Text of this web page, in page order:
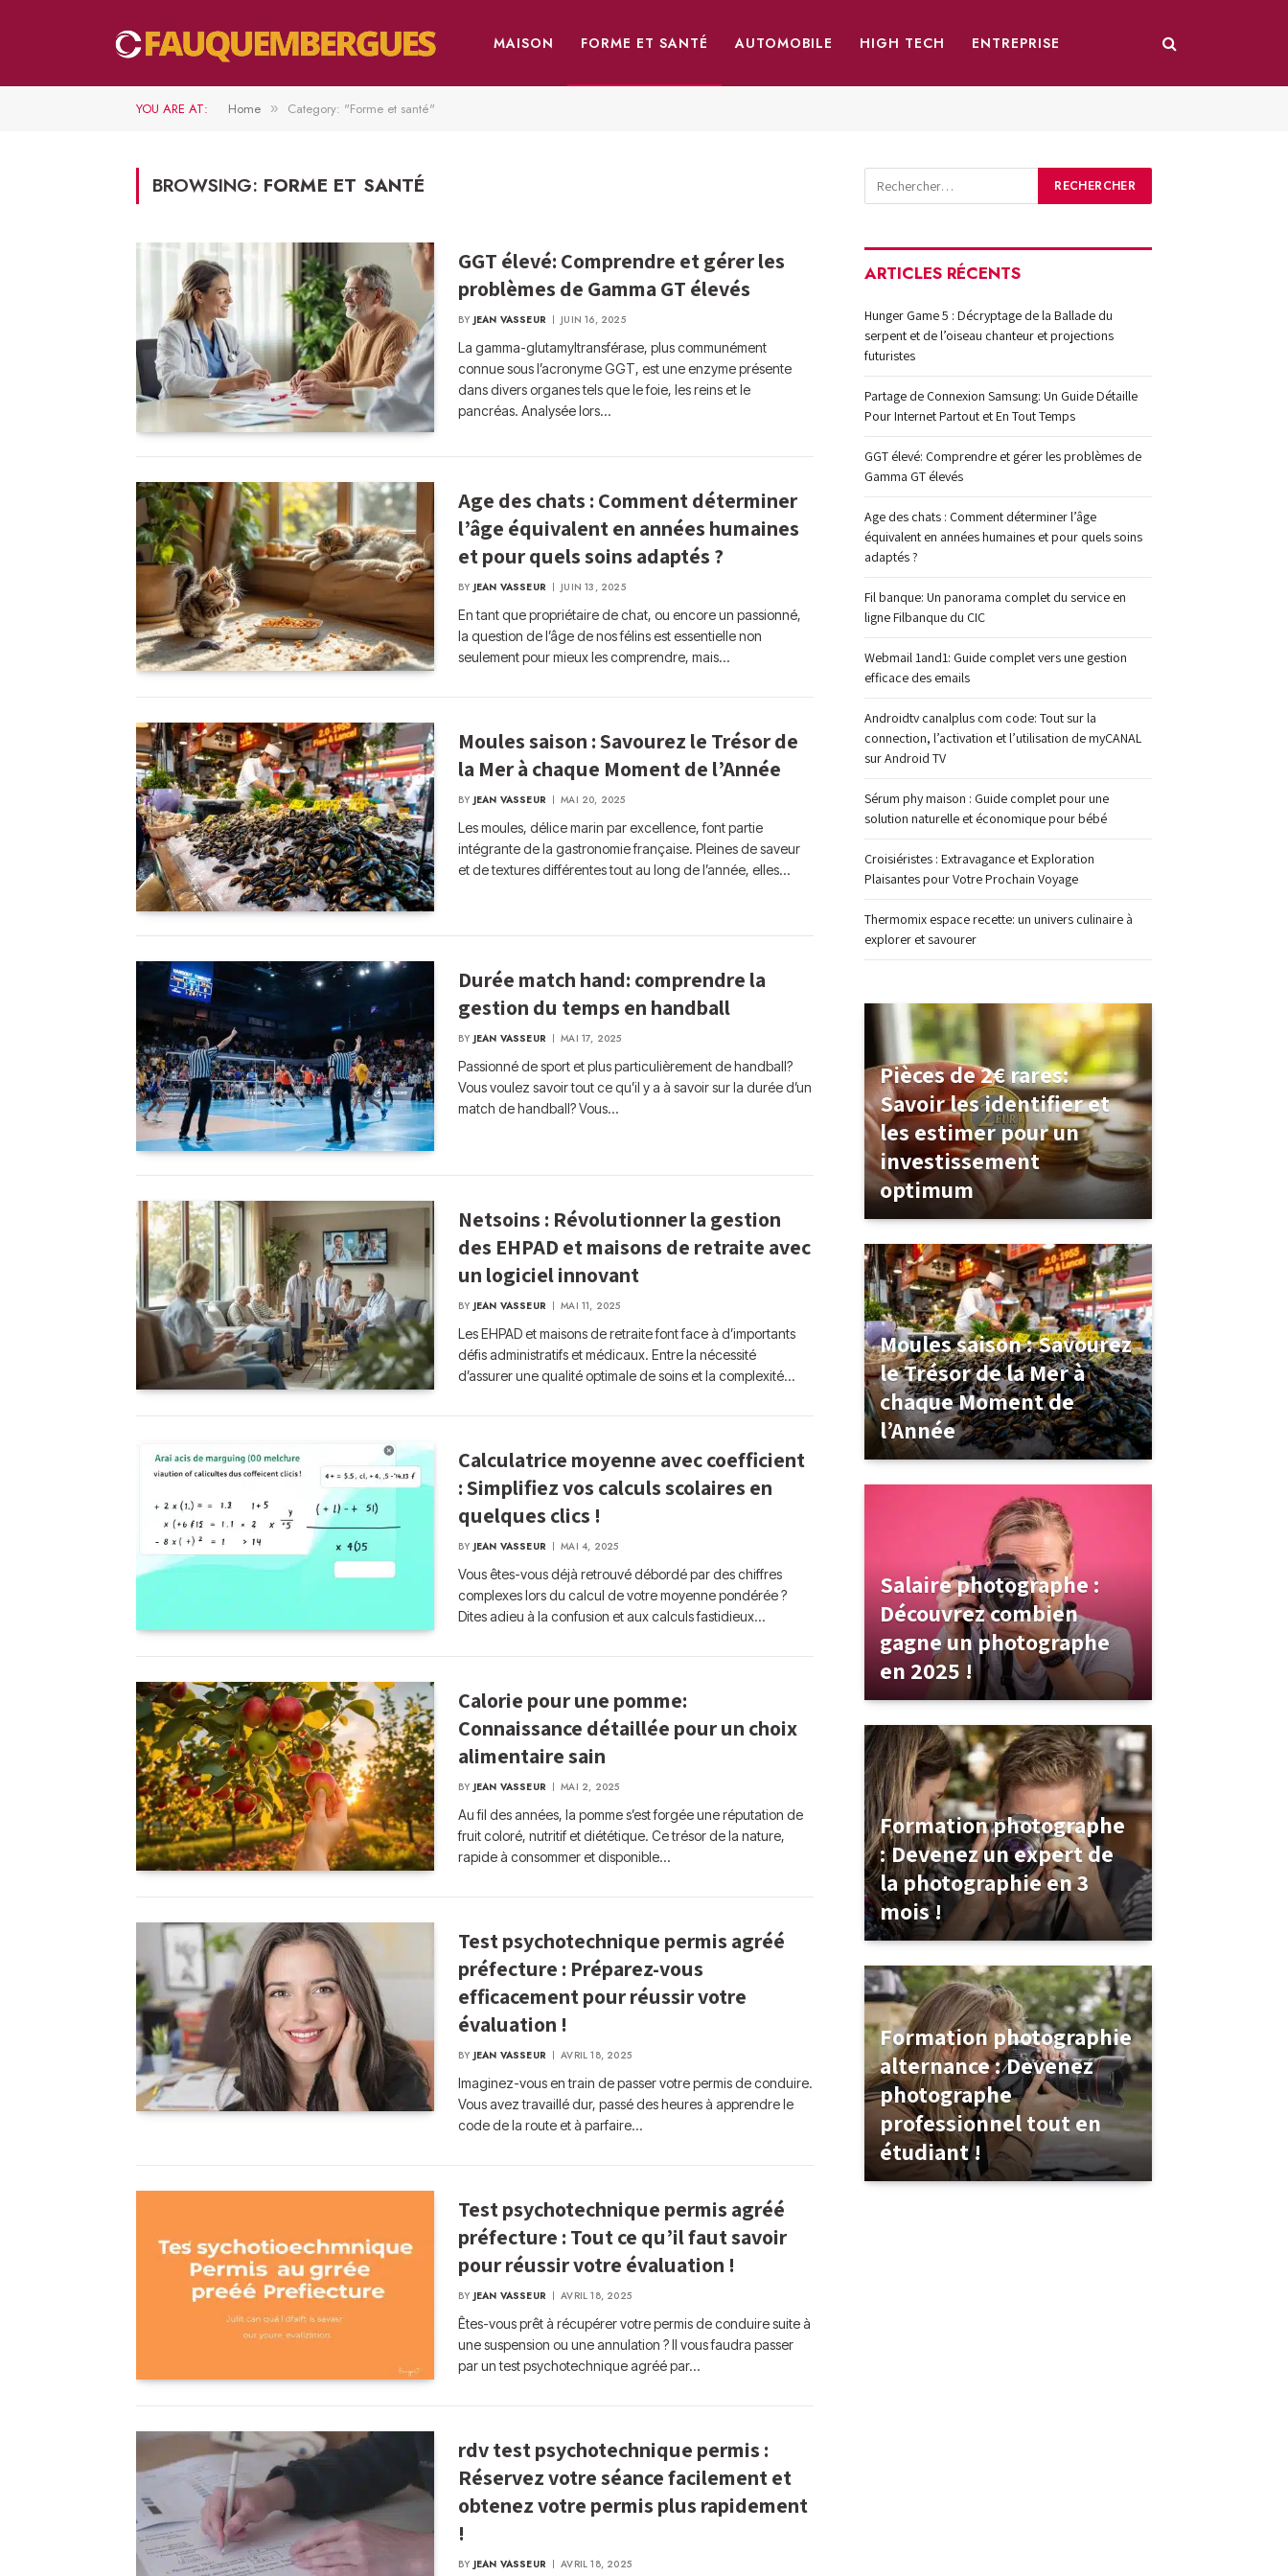
MAISON FORME ET SANTÉ AUTOMOBILE HIGH TECH ENTREPRISE
YOU ARE AT: Home » Category: "Forme et santé"
BROWSING: FORME ET SANTÉ
GGT élevé: Comprendre et gérer les
problèmes de Gamma GT élevés
BY JEAN VASSEUR JUIN 16, 2025
La gamma-glutamyltransférase, plus communément
connue sous l’acronyme GGT, est une enzyme présente
dans divers organes tels que le foie, les reins et le
pancréas. Analysée lors…
Age des chats : Comment déterminer
l’âge équivalent en années humaines
et pour quels soins adaptés ?
BY JEAN VASSEUR JUIN 13, 2025
En tant que propriétaire de chat, ou encore un passionné,
la question de l’âge de nos félins est essentielle non
seulement pour mieux les comprendre, mais…
Moules saison : Savourez le Trésor de
la Mer à chaque Moment de l’Année
BY JEAN VASSEUR MAI 20, 2025
Les moules, délice marin par excellence, font partie
intégrante de la gastronomie française. Pleines de saveur
et de textures différentes tout au long de l’année, elles…
Durée match hand: comprendre la
gestion du temps en handball
BY JEAN VASSEUR MAI 17, 2025
Passionné de sport et plus particulièrement de handball?
Vous voulez savoir tout ce qu’il y a à savoir sur la durée d’un
match de handball? Vous…
Netsoins : Révolutionner la gestion
des EHPAD et maisons de retraite avec
un logiciel innovant
BY JEAN VASSEUR MAI 11, 2025
Les EHPAD et maisons de retraite font face à d’importants
défis administratifs et médicaux. Entre la nécessité
d’assurer une qualité optimale de soins et la complexité…
Calculatrice moyenne avec coefficient
: Simplifiez vos calculs scolaires en
quelques clics !
BY JEAN VASSEUR MAI 4, 2025
Vous êtes-vous déjà retrouvé débordé par des chiffres
complexes lors du calcul de votre moyenne pondérée ?
Dites adieu à la confusion et aux calculs fastidieux…
Calorie pour une pomme:
Connaissance détaillée pour un choix
alimentaire sain
BY JEAN VASSEUR MAI 2, 2025
Au fil des années, la pomme s’est forgée une réputation de
fruit coloré, nutritif et diététique. Ce trésor de la nature,
rapide à consommer et disponible…
Test psychotechnique permis agréé
préfecture : Préparez-vous
efficacement pour réussir votre
évaluation !
BY JEAN VASSEUR AVRIL 18, 2025
Imaginez-vous en train de passer votre permis de conduire.
Vous avez travaillé dur, passé des heures à apprendre le
code de la route et à parfaire…
Test psychotechnique permis agréé
préfecture : Tout ce qu’il faut savoir
pour réussir votre évaluation !
BY JEAN VASSEUR AVRIL 18, 2025
Êtes-vous prêt à récupérer votre permis de conduire suite à
une suspension ou une annulation ? Il vous faudra passer
par un test psychotechnique agréé par…
rdv test psychotechnique permis :
Réservez votre séance facilement et
obtenez votre permis plus rapidement
!
BY JEAN VASSEUR AVRIL 18, 2025
ARTICLES RÉCENTS
Hunger Game 5 : Décryptage de la Ballade du
serpent et de l’oiseau chanteur et projections
futuristes
Partage de Connexion Samsung: Un Guide Détaille
Pour Internet Partout et En Tout Temps
GGT élevé: Comprendre et gérer les problèmes de
Gamma GT élevés
Age des chats : Comment déterminer l’âge
équivalent en années humaines et pour quels soins
adaptés ?
Fil banque: Un panorama complet du service en
ligne Filbanque du CIC
Webmail 1and1: Guide complet vers une gestion
efficace des emails
Androidtv canalplus com code: Tout sur la
connection, l’activation et l’utilisation de myCANAL
sur Android TV
Sérum phy maison : Guide complet pour une
solution naturelle et économique pour bébé
Croisiéristes : Extravagance et Exploration
Plaisantes pour Votre Prochain Voyage
Thermomix espace recette: un univers culinaire à
explorer et savourer
Pièces de 2€ rares:
Savoir les identifier et
les estimer pour un
investissement
optimum
Moules saison : Savourez
le Trésor de la Mer à
chaque Moment de
l’Année
Salaire photographe :
Découvrez combien
gagne un photographe
en 2025 !
Formation photographe
: Devenez un expert de
la photographie en 3
mois !
Formation photographie
alternance : Devenez
photographe
professionnel tout en
étudiant !